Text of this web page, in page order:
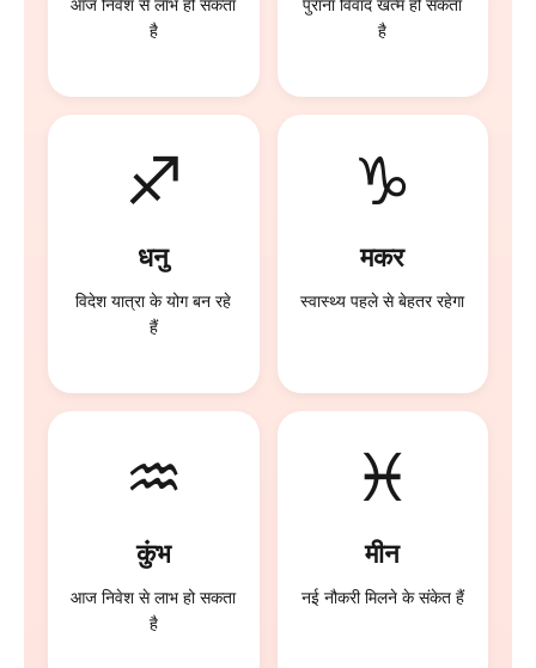
आज निवेश से लाभ हो सकता
है
पुराना विवाद खत्म हो सकता
है
♐
धनु
विदेश यात्रा के योग बन रहे
हैं
♑
मकर
स्वास्थ्य पहले से बेहतर रहेगा
♒
कुंभ
आज निवेश से लाभ हो सकता
है
♓
मीन
नई नौकरी मिलने के संकेत हैं